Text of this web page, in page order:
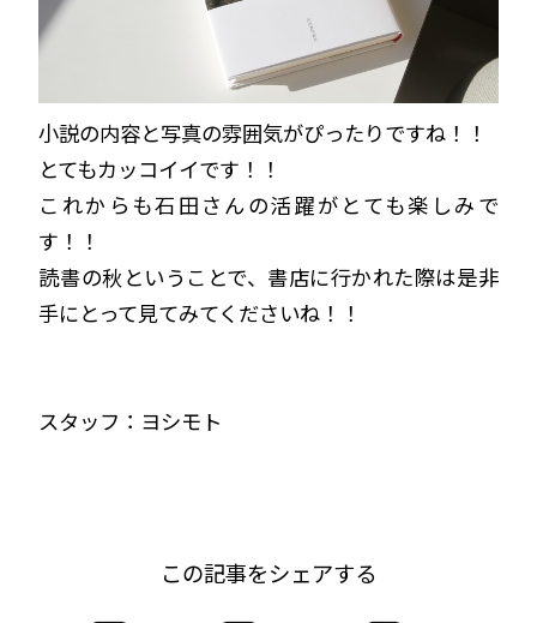
小説の内容と写真の雰囲気がぴったりですね！！
とてもカッコイイです！！
これからも石田さんの活躍がとても楽しみで
す！！
読書の秋ということで、書店に行かれた際は是非
手にとって見てみてくださいね！！
スタッフ：ヨシモト
この記事をシェアする